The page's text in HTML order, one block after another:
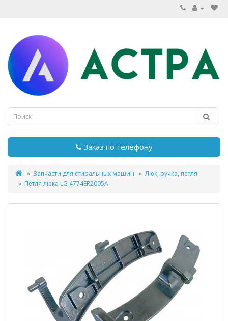
Заказ по телефону
Запчасти для стиральных машин
Люк, ручка, петля
Петля люка LG 4774ER2005A